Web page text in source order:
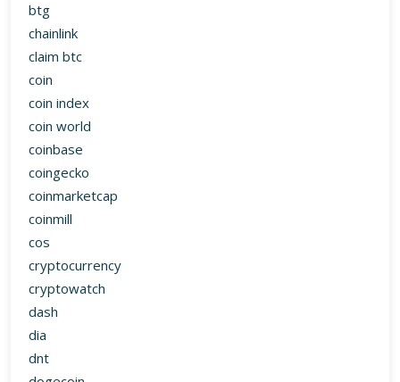
btg
chainlink
claim btc
coin
coin index
coin world
coinbase
coingecko
coinmarketcap
coinmill
cos
cryptocurrency
cryptowatch
dash
dia
dnt